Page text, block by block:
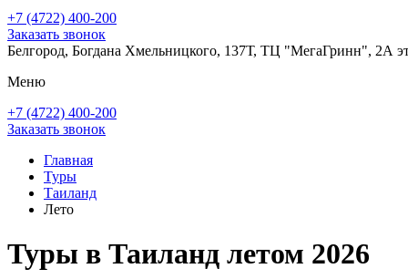
+7 (4722) 400-200
Заказать звонок
Белгород, Богдана Хмельницкого, 137Т, ТЦ "МегаГринн", 2А
Меню
+7 (4722) 400-200
Заказать звонок
Главная
Туры
Таиланд
Лето
Туры в Таиланд летом 2026